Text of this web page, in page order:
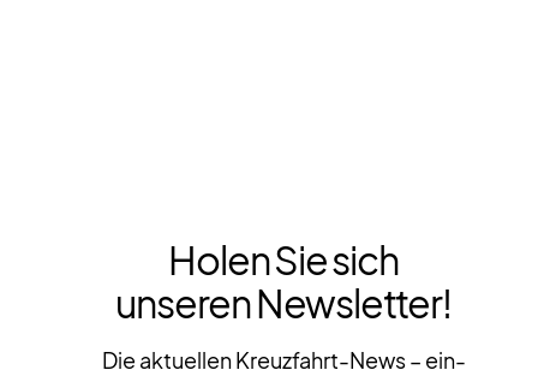
Holen Sie sich
unseren Newsletter!
Die aktuellen Kreuzfahrt-News – ein-